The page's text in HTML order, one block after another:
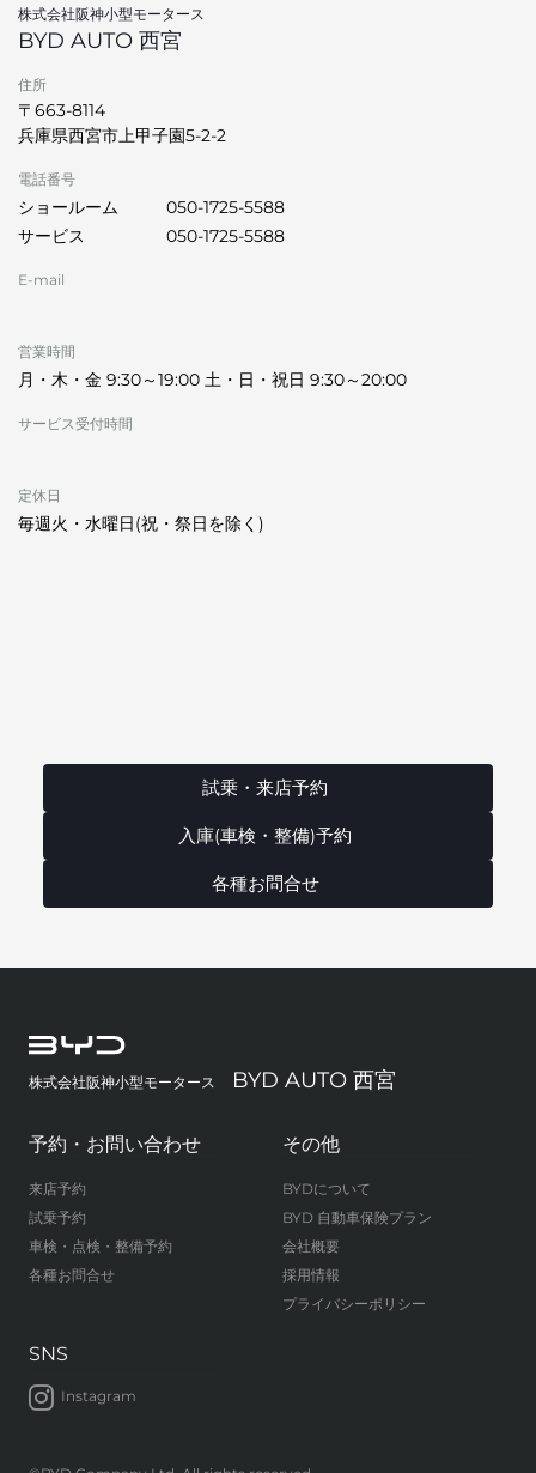
株式会社阪神小型モータース
BYD AUTO 西宮
住所
〒663-8114
兵庫県西宮市上甲子園5-2-2
電話番号
ショールーム
050-1725-5588
サービス
050-1725-5588
E-mail
営業時間
月・木・金 9:30～19:00 土・日・祝日 9:30～20:00
サービス受付時間
定休日
毎週火・水曜日(祝・祭日を除く)
試乗・来店予約
入庫(車検・整備)予約
各種お問合せ
株式会社阪神小型モータース BYD AUTO 西宮
予約・お問い合わせ
来店予約
試乗予約
車検・点検・整備予約
各種お問合せ
その他
BYDについて
BYD 自動車保険プラン
会社概要
採用情報
プライバシーポリシー
SNS
Instagram